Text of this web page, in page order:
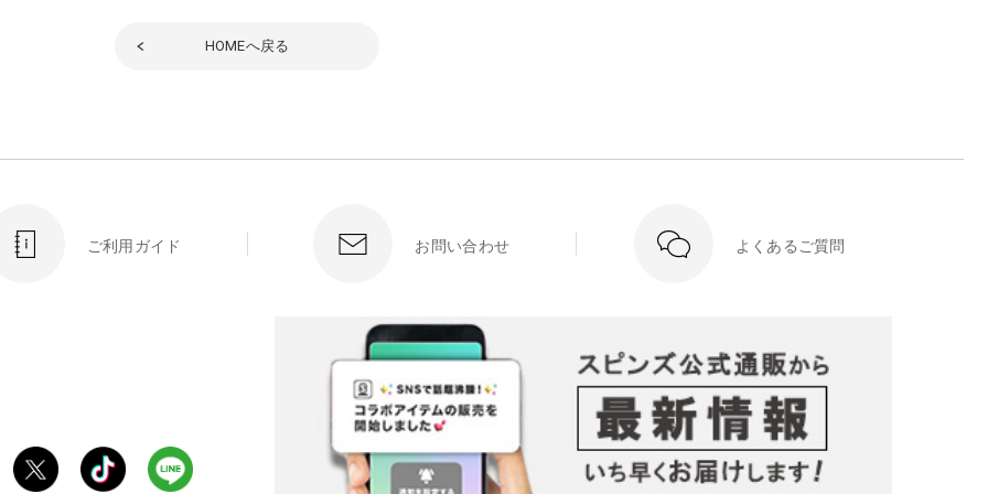
HOMEへ戻る
ご利用ガイド お問い合わせ よくあるご質問